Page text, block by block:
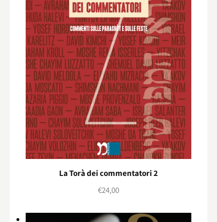
La Torà dei commentatori 2
€24,00